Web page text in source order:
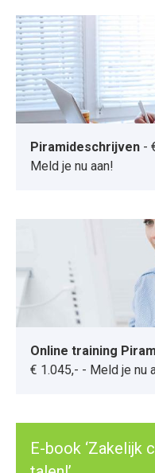
Piramideschrijven -
Meld je nu aan!
Online training
€ 1.045,- - Meld je nu
E-book ‘Zakelijk